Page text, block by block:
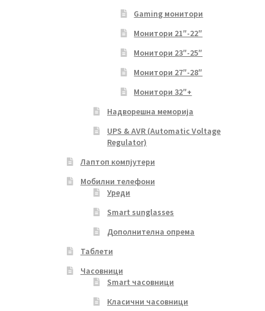
Gaming монитори
Монитори 21″-22″
Монитори 23″-25″
Монитори 27″-28″
Монитори 32″+
Надворешна меморија
UPS & AVR (Automatic Voltage
Regulator)
Лаптоп компјутери
Мобилни телефони
Уреди
Smart sunglasses
Дополнителна опрема
Таблети
Часовници
Smart часовници
Класични часовници